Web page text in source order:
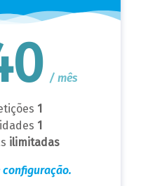
/ mês
1
1
ilimitadas
configuração.